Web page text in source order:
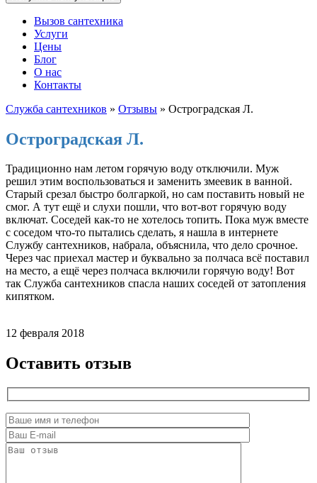
Вызов сантехника
Услуги
Цены
Блог
О нас
Контакты
Служба сантехников » Отзывы » Остроградская Л.
Остроградская Л.
Традиционно нам летом горячую воду отключили. Муж
решил этим воспользоваться и заменить змеевик в ванной.
Старый срезал быстро болгаркой, но сам поставить новый не
смог. А тут ещё и слухи пошли, что вот-вот горячую воду
включат. Соседей как-то не хотелось топить. Пока муж вместе
с соседом что-то пытались сделать, я нашла в интернете
Службу сантехников, набрала, объяснила, что дело срочное.
Через час приехал мастер и буквально за полчаса всё поставил
на место, а ещё через полчаса включили горячую воду! Вот
так Служба сантехников спасла наших соседей от затопления
кипятком.
12 февраля 2018
Оставить отзыв